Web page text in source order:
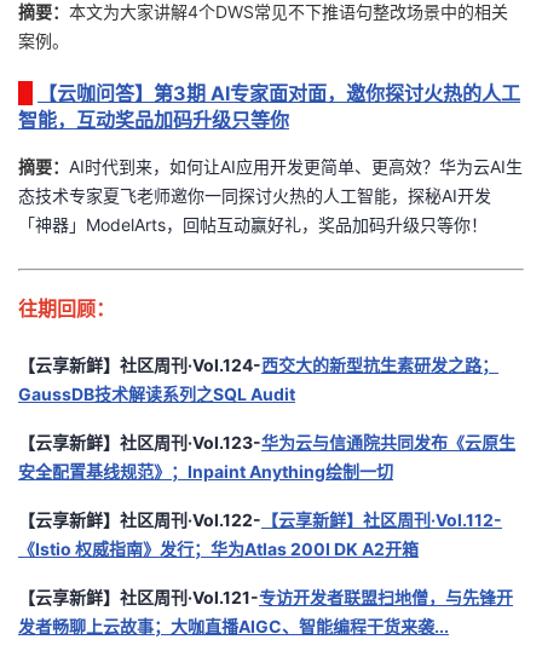
摘要： 本文为大家讲解4个DWS常见不下推语句整改场景中的相关
案例。
【云咖问答】第3期 AI专家面对面，邀你探讨火热的人工
智能，互动奖品加码升级只等你
摘要： AI时代到来，如何让AI应用开发更简单、更高效？华为云AI生
态技术专家夏飞老师邀你一同探讨火热的人工智能，探秘AI开发
「神器」ModelArts，回帖互动赢好礼，奖品加码升级只等你！
往期回顾：
【云享新鲜】社区周刊·Vol.124-西交大的新型抗生素研发之路；
GaussDB技术解读系列之SQL Audit
【云享新鲜】社区周刊·Vol.123-华为云与信通院共同发布《云原生
安全配置基线规范》；Inpaint Anything绘制一切
【云享新鲜】社区周刊·Vol.122- 【云享新鲜】社区周刊·Vol.112-
《Istio 权威指南》发行；华为Atlas 200I DK A2开箱
【云享新鲜】社区周刊·Vol.121-专访开发者联盟扫地僧，与先锋开
发者畅聊上云故事；大咖直播AIGC、智能编程干货来袭...